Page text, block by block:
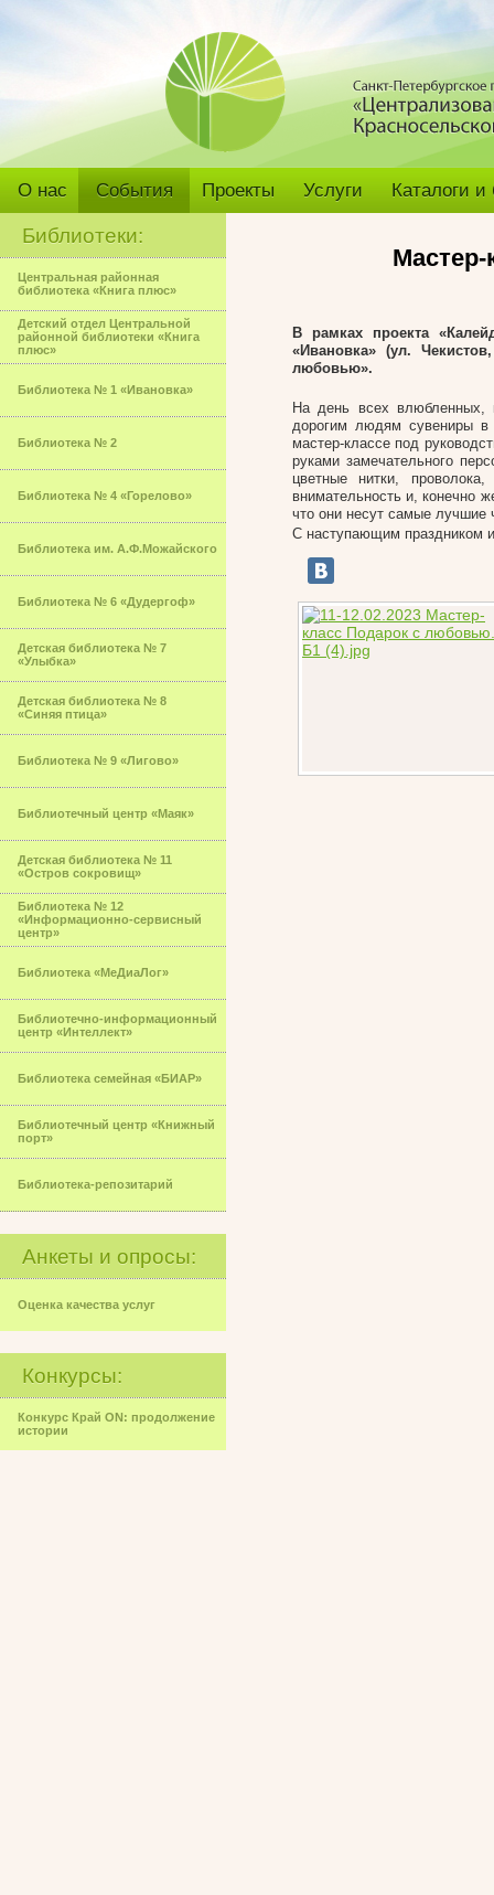
О нас События Проекты Услуги Каталоги
Библиотеки:
Центральная районная
библиотека «Книга плюс»
Детский отдел Центральной
районной библиотеки «Книга
плюс»
Библиотека № 1 «Ивановка»
Библиотека № 2
Библиотека № 4 «Горелово»
Библиотека им. А.Ф.Можайского
Библиотека № 6 «Дудергоф»
Детская библиотека № 7
«Улыбка»
Детская библиотека № 8
«Синяя птица»
Библиотека № 9 «Лигово»
Библиотечный центр «Маяк»
Детская библиотека № 11
«Остров сокровищ»
Библиотека № 12
«Информационно-сервисный
центр»
Библиотека «МеДиаЛог»
Библиотечно-информационный
центр «Интеллект»
Библиотека семейная «БИАР»
Библиотечный центр «Книжный
порт»
Библиотека-репозитарий
Анкеты и опросы:
Оценка качества услуг
Конкурсы:
Конкурс Край ON: продолжение
истории
В рамках проекта
«Ивановка» (ул.
любовью».
На день всех влюбленных,
дорогим людям сувениры
мастер-классе под
руками замечательного
цветные нитки,
внимательность и, конечно
что они несут самые
С наступающим праздником